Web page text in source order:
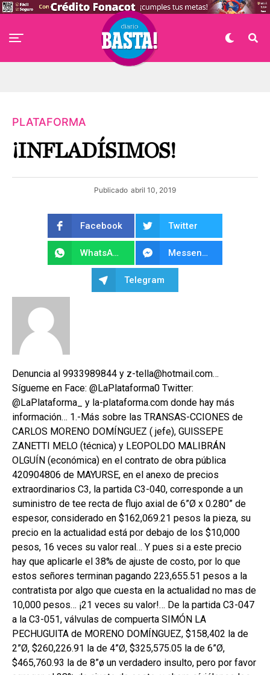
PLATAFORMA
¡INFLADÍSIMOS!
Publicado abril 10, 2019
Facebook Twitter
WhatsApp Messenger
Telegram
Denuncia al 9933989844 y z-tella@hotmail.com…
Sígueme en Face: @LaPlataforma0 Twitter:
@LaPlataforma_ y la-plataforma.com donde hay más
información… 1.-Más sobre las TRANSAS-CCIONES de
CARLOS MORENO DOMÍNGUEZ ( jefe), GUISSEPE
ZANETTI MELO (técnica) y LEOPOLDO MALIBRÁN
OLGUÍN (económica) en el contrato de obra pública
420904806 de MAYURSE, en el anexo de precios
extraordinarios C3, la partida C3-040, corresponde a un
suministro de tee recta de flujo axial de 6”Ø x 0.280” de
espesor, considerado en $162,069.21 pesos la pieza, su
precio en la actualidad está por debajo de los $10,000
pesos, 16 veces su valor real… Y pues si a este precio
hay que aplicarle el 38% de ajuste de costo, por lo que
estos señores terminan pagando 223,655.51 pesos a la
contratista por algo que cuesta en la actualidad no mas de
10,000 pesos… ¡21 veces su valor!… De la partida C3-047
a la C3-051, válvulas de compuerta SIMÓN LA
PECHUGUITA de MORENO DOMÍNGUEZ, $158,402 la de
2”Ø, $260,226.91 la de 4”Ø, $325,575.05 la de 6”Ø,
$465,760.93 la de 8”ø un verdadero insulto, pero por favor